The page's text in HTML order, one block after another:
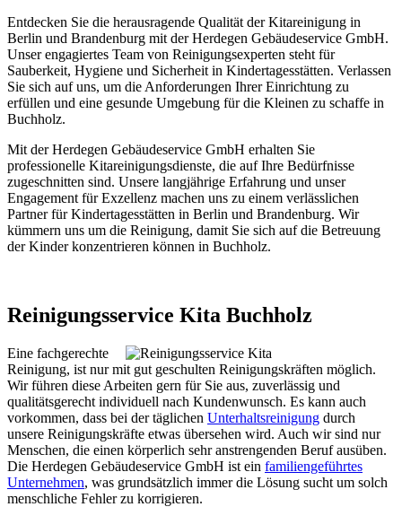
Entdecken Sie die herausragende Qualität der Kitareinigung in
Berlin und Brandenburg mit der Herdegen Gebäudeservice GmbH.
Unser engagiertes Team von Reinigungsexperten steht für
Sauberkeit, Hygiene und Sicherheit in Kindertagesstätten. Verlassen
Sie sich auf uns, um die Anforderungen Ihrer Einrichtung zu
erfüllen und eine gesunde Umgebung für die Kleinen zu schaffe in
Buchholz.
Mit der Herdegen Gebäudeservice GmbH erhalten Sie
professionelle Kitareinigungsdienste, die auf Ihre Bedürfnisse
zugeschnitten sind. Unsere langjährige Erfahrung und unser
Engagement für Exzellenz machen uns zu einem verlässlichen
Partner für Kindertagesstätten in Berlin und Brandenburg. Wir
kümmern uns um die Reinigung, damit Sie sich auf die Betreuung
der Kinder konzentrieren können in Buchholz.
Reinigungsservice Kita Buchholz
Eine fachgerechte
Reinigung, ist nur mit gut geschulten Reinigungskräften möglich.
Wir führen diese Arbeiten gern für Sie aus, zuverlässig und
qualitätsgerecht individuell nach Kundenwunsch. Es kann auch
vorkommen, dass bei der täglichen Unterhaltsreinigung durch
unsere Reinigungskräfte etwas übersehen wird. Auch wir sind nur
Menschen, die einen körperlich sehr anstrengenden Beruf ausüben.
Die Herdegen Gebäudeservice GmbH ist ein familiengeführtes
Unternehmen, was grundsätzlich immer die Lösung sucht um solch
menschliche Fehler zu korrigieren.